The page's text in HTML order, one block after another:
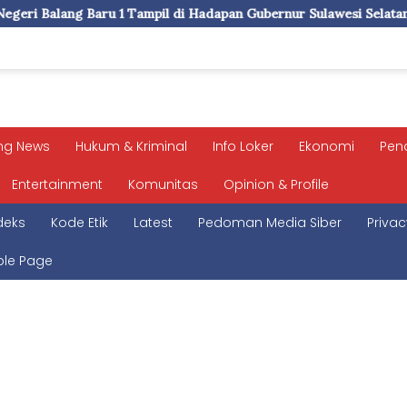
Hadapan Gubernur Sulawesi Selatan Memperagakan Jurus
News Hukum & Kriminal Info Loker Ekonomi
Entertainment Komunitas Opinion & Profile
Kode Etik Latest Pedoman Media Siber
Page